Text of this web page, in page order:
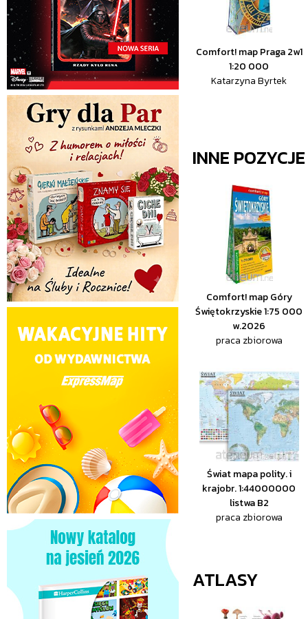
Comfort! map Praga 2w1
1:20 000
Katarzyna Byrtek
INNE
Comfort! map Góry
Świętokrzyskie 1:75 000
w.2026
praca zbiorowa
Świat mapa polity. i
krajobr. 1:44000000
listwa B2
praca zbiorowa
ATLASY